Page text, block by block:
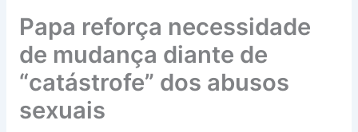
Papa reforça necessidade
de mudança diante de
“catástrofe” dos abusos
sexuais